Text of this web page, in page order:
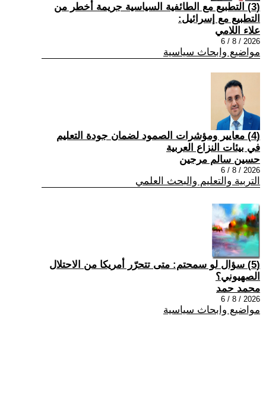
(3) التطبيع مع الطائفية السياسية جريمة أخطر من
التطبيع مع إسرائيل:
علاء اللامي
2026 / 8 / 6
مواضيع وابحاث سياسية
(4) معايير ومؤشرات الصمود لضمان جودة التعليم
في بيئات النزاع العربية
حسين سالم مرجين
2026 / 8 / 6
التربية والتعليم والبحث العلمي
(5) سؤال لو سمحتم: متى تتحرّر أمريكا من الاحتلال
الصهيوني؟
محمد حمد
2026 / 8 / 6
مواضيع وابحاث سياسية